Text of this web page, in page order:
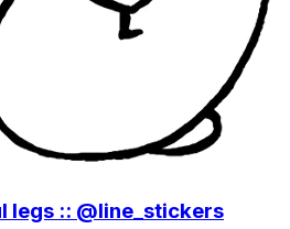
:: @line_stickers